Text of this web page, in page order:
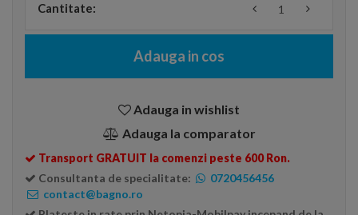
Cantitate:
Adauga in cos
Adauga in wishlist
Adauga la comparator
Transport GRATUIT la comenzi peste 600 Ron.
Consultanta de specialitate:
0720456456
contact@bagno.ro